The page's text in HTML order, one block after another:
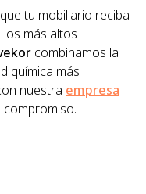
tu mobiliario reciba
más altos
combinamos la
química más
nuestra empresa